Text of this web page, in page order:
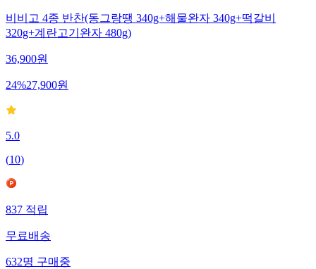
비비고 4종 반찬(동그랑땡 340g+해물완자 340g+떡갈비
320g+계란고기완자 480g)
36,900원
24%27,900원
5.0
(10)
837 적립
무료배송
632명 구매중